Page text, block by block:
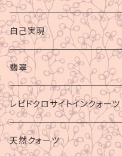
グラウディング
マイナスエネルギーからの防御
ビジネス成功
財運
自己実現
翡翠
レピドクロサイトインクォーツ
天然クォーツ